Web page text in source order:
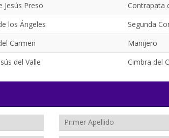
Jesús Preso
Contrapata
los Ángeles
Segunda
Carmen
Manijero
del Valle Cimbra del